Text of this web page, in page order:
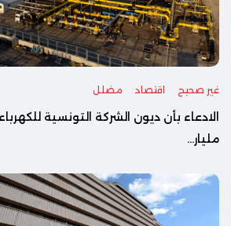
غير صحيح اقتصاد مضلل
مليار...